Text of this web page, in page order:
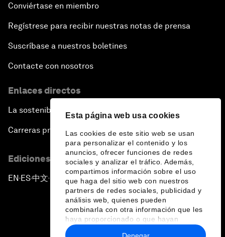
Esta página web usa cookies
Las cookies de este sitio web se usan
para personalizar el contenido y los
anuncios, ofrecer funciones de redes
sociales y analizar el tráfico. Además,
compartimos información sobre el uso
que haga del sitio web con nuestros
partners de redes sociales, publicidad y
análisis web, quienes pueden
combinarla con otra información que les
haya proporcionado o que hayan
recopilado a partir del uso que haya
Denegar
Conviértase en miembro
Regístrese para recibir nuestras notas de prensa
Suscríbase a nuestros boletines
Contacte con nosotros
Enlaces directos
La sostenibilidad en el Foro
Carreras profesionales
Ediciones en otros idiomas
EN ▪ES▪中文▪ 日本語